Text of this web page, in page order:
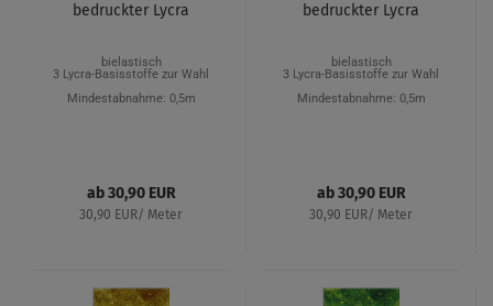
bedruckter Lycra
bielastisch
3 Lycra-Basisstoffe zur Wahl
Mindestabnahme: 0,5m
ab 30,90 EUR
30,90 EUR/ Meter
bedruckter Lycra
bielastisch
3 Lycra-Basisstoffe zur Wahl
Mindestabnahme: 0,5m
ab 30,90 EUR
30,90 EUR/ Meter